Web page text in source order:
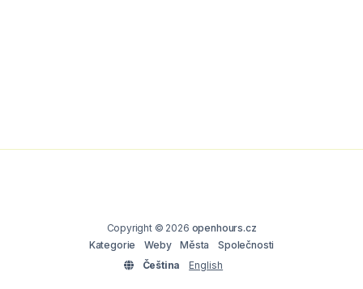
Copyright © 2026 openhours.cz
Kategorie
Weby Města
Společnosti
Čeština
English